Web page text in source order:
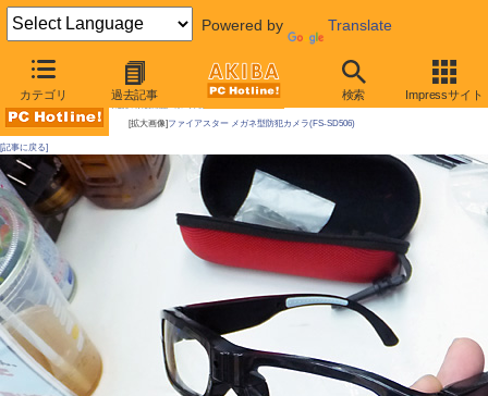
Powered by Translate
カテゴリ 過去記事 検索 Impressサイト
AKIBA PC Hotline!
[拡大画像] ファイアスター メガネ型防犯カメラ(FS-SD506)
[記事に戻る]